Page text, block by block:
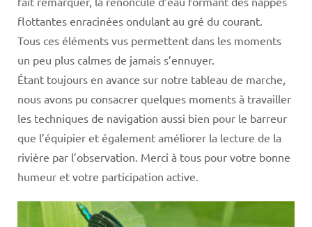
flottantes enracinées ondulant au gré du courant.
Tous ces éléments vus permettent dans les moments
un peu plus calmes de jamais s’ennuyer.
Étant toujours en avance sur notre tableau de marche,
nous avons pu consacrer quelques moments à travailler
les techniques de navigation aussi bien pour le barreur
que l’équipier et également améliorer la lecture de la
rivière par l’observation. Merci à tous pour votre bonne
humeur et votre participation active.